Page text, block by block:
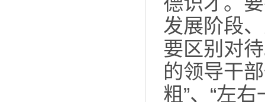
发展阶段
要区别对
的领导干
粗”、“左